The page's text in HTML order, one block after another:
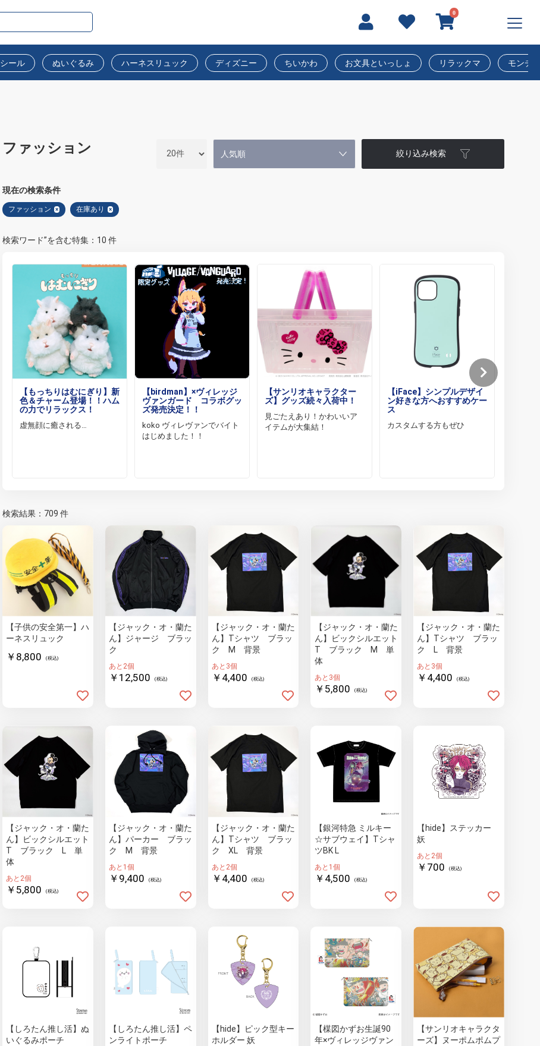
0
シール ぬいぐるみ ハーネスリュック ディズニー ちいかわ お文具といっしょ リラックマ モンチ
ファッション 絞り込み検索
現在の検索条件
ファッション × 在庫あり ×
検索ワード”を含む特集：10 件
【もっちりはむにぎり】新
色＆チャーム登場！！ハム
の力でリラックス！
虚無顔に癒される…
【birdman】×ヴィレッジ
ヴァンガード コラボグッ
ズ発売決定！！
koko ヴィレヴァンでバイト
はじめました！！
【サンリオキャラクター
ズ】グッズ続々入荷中！
見ごたえあり！かわいいア
イテムが大集結！
【iFace】シンプルデザイ
ン好きな方へおすすめケー
ス
カスタムする方もぜひ
検索結果：709 件
【子供の安全第一】ハ
ーネスリュック
￥8,800 (税込)
【ジャック・オ・蘭た
ん】ジャージ ブラッ
ク
あと2個
￥12,500 (税込)
【ジャック・オ・蘭た
ん】Tシャツ ブラッ
ク M 背景
あと3個
￥4,400 (税込)
【ジャック・オ・蘭た
ん】ビックシルエット
T ブラック M 単
体
あと3個
￥5,800 (税込)
【ジャック・オ・蘭た
ん】Tシャツ ブラッ
ク L 背景
あと3個
￥4,400 (税込)
【ジャック・オ・蘭た
ん】ビックシルエット
T ブラック L 単
体
あと2個
￥5,800 (税込)
【ジャック・オ・蘭た
ん】パーカー ブラッ
ク M 背景
あと1個
￥9,400 (税込)
【ジャック・オ・蘭た
ん】Tシャツ ブラッ
ク XL 背景
あと2個
￥4,400 (税込)
【銀河特急 ミルキー
☆サブウェイ】Tシャ
ツBK L
あと1個
￥4,500 (税込)
【hide】ステッカー
妖
あと2個
￥700 (税込)
【しろたん推し活】ぬ
いぐるみポーチ
【しろたん推し活】ペ
ンライトポーチ
【hide】ピック型キー
ホルダー 妖
【楳図かずお生誕90
年×ヴィレッジヴァン
【サンリオキャラクタ
ーズ】ヌーポムポムプ